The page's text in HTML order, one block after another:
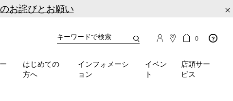
×
お詫びとお願い
はじめての
方へ
インフォメーシ
ョン
イベン
ト
店頭サー
ビス
カ
タ
検
use
カ
の
商
品
0